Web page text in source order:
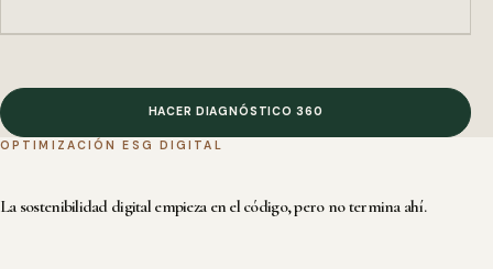
HACER DIAGNÓSTICO 360
OPTIMIZACIÓN ESG DIGITAL
La sostenibilidad digital empieza en el código, pero no termina ahí.